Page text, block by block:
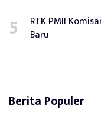
RTK PMII
Baru
Berita Populer